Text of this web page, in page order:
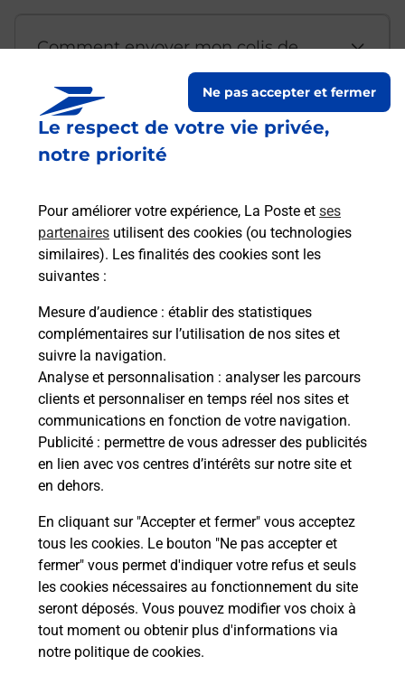
Le respect de votre vie privée,
notre priorité
Pour améliorer votre expérience, La Poste et ses
partenaires utilisent des cookies (ou technologies
similaires). Les finalités des cookies sont les
suivantes :
Mesure d’audience : établir des statistiques
complémentaires sur l’utilisation de nos sites et
suivre la navigation.
Analyse et personnalisation : analyser les parcours
clients et personnaliser en temps réel nos sites et
communications en fonction de votre navigation.
Publicité : permettre de vous adresser des publicités
en lien avec vos centres d’intérêts sur notre site et
en dehors.
En cliquant sur "Accepter et fermer" vous acceptez
tous les cookies. Le bouton "Ne pas accepter et
fermer" vous permet d'indiquer votre refus et seuls
les cookies nécessaires au fonctionnement du site
seront déposés. Vous pouvez modifier vos choix à
tout moment ou obtenir plus d'informations via
notre politique de cookies.
Ne pas accepter et fermer
Comment envoyer mon colis de
Est-il possible d’acheter un
emballage directement depuis un
Comment demander une
modification de livraison ?
Comment La Poste participe-t-elle
à votre sécurité au quotidien ?
Puis-je passer mon code de la route
avec La Poste et sous quelles
conditions ?
Localiser Liste Essonne LA FORET LE ROI